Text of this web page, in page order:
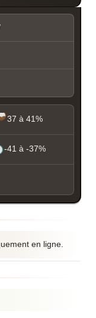
37 à 41%
-41 à -37%
en ligne.